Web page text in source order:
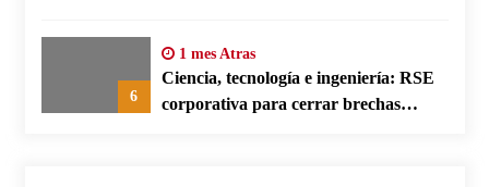
6
1 mes Atras
Ciencia, tecnología e ingeniería: RSE
corporativa para cerrar brechas